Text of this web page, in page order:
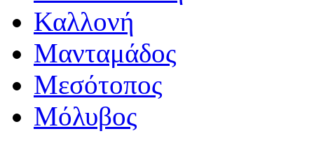
Καλλονή
Μανταμάδος
Μεσότοπος
Μόλυβος